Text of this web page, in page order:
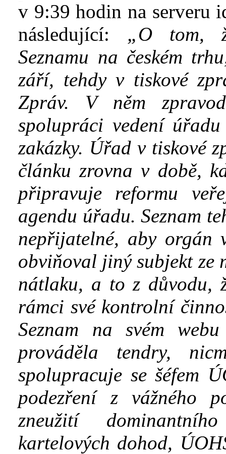
v 9:39 hodin na serveru
následující: „O tom,
Seznamu na českém
září, tehdy v tiskové
Zpráv. V něm
spolupráci vedení úřadu
zakázky. Úřad v tiskové
článku zrovna v době,
připravuje reformu
agendu úřadu.Seznam
nepřijatelné, aby orgán
obviňoval jiný subjekt ze
nátlaku, a to z důvodu,
rámci své kontrolní
Seznam na svém
prováděla tendry,
spolupracuje se šéfem
podezření z vážného
zneužití
kartelových dohod,